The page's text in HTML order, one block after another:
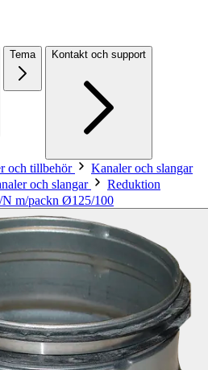
Tema Kontakt och support
och tillbehör
Kanaler och slangar
och slangar
Reduktion
m/packn Ø125/100